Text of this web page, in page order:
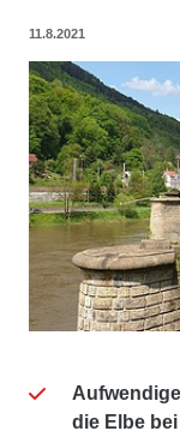
11.8.2021
die Elbe